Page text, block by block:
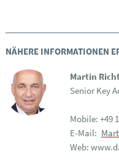
NÄHERE INFORMATIONEN
Martin
Senior Key
Mobile: +49
E-Mail:
Web: